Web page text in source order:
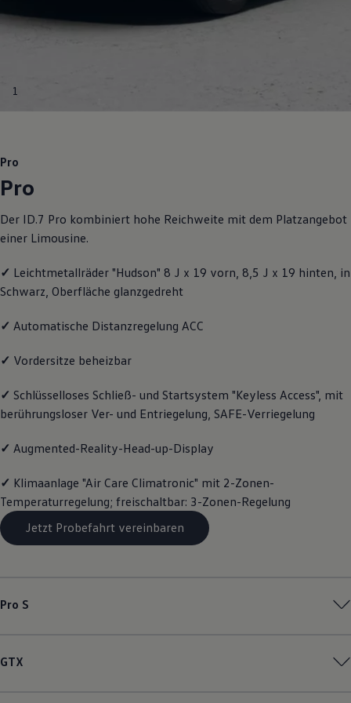
Motorenöl und Flüssigkeiten
Räder und Reifen
Schutz und Pflege
Handy und Fahrzeug verbinden
Vorgängermodelle
Kundeninformationen
Volkswagen Kundenbetreuung
Assistenzsysteme
Digitale Betriebsanleitung
Magazin
Transport
Familie
Elektromobilität
Pannen- und Unfallhilfe
1
Pro
Pro
Der ID.7 Pro kombiniert hohe Reichweite mit dem Platzangebot
einer Limousine.
✓ Leichtmetallräder "Hudson" 8 J x 19 vorn, 8,5 J x 19 hinten, in
Schwarz, Oberfläche glanzgedreht
✓ Automatische Distanzregelung ACC
✓ Vordersitze beheizbar
✓ Schlüsselloses Schließ- und Startsystem "Keyless Access", mit
berührungsloser Ver- und Entriegelung, SAFE-Verriegelung
✓ Augmented-Reality-Head-up-Display
✓ Klimaanlage "Air Care Climatronic" mit 2-Zonen-
Temperaturregelung; freischaltbar: 3-Zonen-Regelung
Jetzt Probefahrt vereinbaren
Pro S
GTX